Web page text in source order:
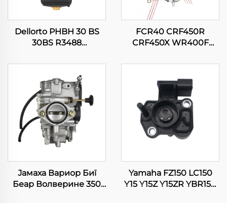
Dellorto PHBH 30 BS
30BS R3488
Скутер Мотор
карбуратор
FCR40 CRF450R
CRF450X WR400F
YZ400F YZ426F YZ450F
Мотоцикл
карбуратор
Јамаха Вариор Биг
Беар Волверине 350
Yamaha FZ150 LC150
Y15 Y15Z Y15ZR YBR150